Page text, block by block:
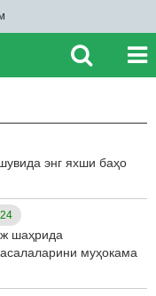
энг яхши баҳо
шаҳрида
муҳокама